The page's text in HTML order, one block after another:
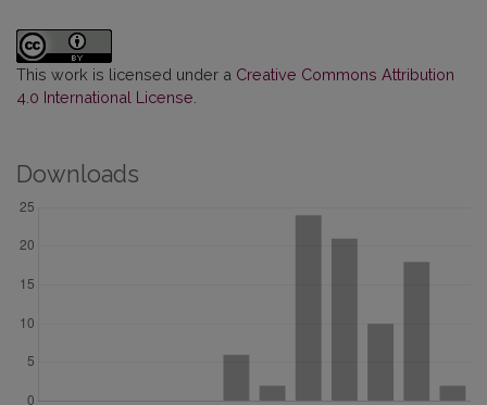
This work is licensed under a Creative Commons Attribution
4.0 International License
Downloads